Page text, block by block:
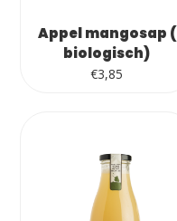
Appel mangosap (
biologisch)
€3,85